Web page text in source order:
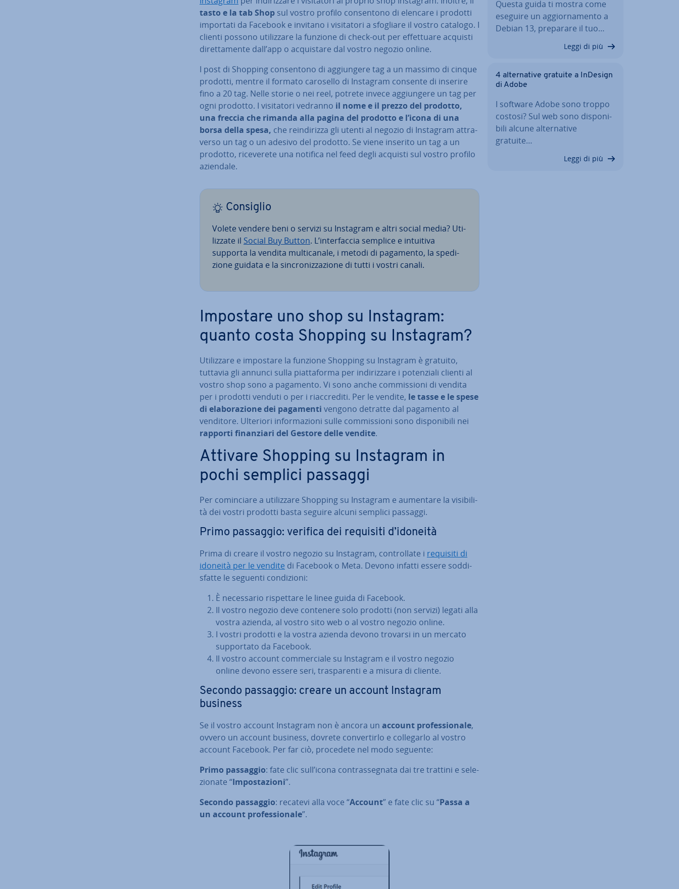
tasto e la tab Shop sul vostro profilo con­sen­to­no di elencare i prodotti
importati da Facebook e invitano i vi­si­ta­to­ri a sfogliare il vostro catalogo. I
clienti possono uti­liz­za­re la funzione di check-out per ef­fet­tua­re acquisti
di­ret­ta­men­te dall’app o ac­qui­sta­re dal vostro negozio online.
I post di Shopping con­sen­to­no di ag­giun­ge­re tag a un massimo di cinque
prodotti, mentre il formato carosello di Instagram consente di inserire
fino a 20 tag. Nelle storie o nei reel, potrete invece ag­giun­ge­re un tag per
ogni prodotto. I vi­si­ta­to­ri vedranno il nome e il prezzo del prodotto,
una freccia che rimanda alla pagina del prodotto e l’icona di una
borsa della spesa, che rein­di­riz­za gli utenti al negozio di Instagram at­tra­
ver­so un tag o un adesivo del prodotto. Se viene inserito un tag a un
prodotto, ri­ce­ve­re­te una notifica nel feed degli acquisti sul vostro profilo
aziendale.
Consiglio
Volete vendere beni o servizi su Instagram e altri social media? Uti­
liz­za­te il Social Buy Button. L’in­ter­fac­cia semplice e intuitiva
supporta la vendita mul­ti­ca­na­le, i metodi di pagamento, la spe­di­
zio­ne guidata e la sin­cro­niz­za­zio­ne di tutti i vostri canali.
Impostare uno shop su Instagram:
quanto costa Shopping su Instagram?
Uti­liz­za­re e impostare la funzione Shopping su Instagram è gratuito,
tuttavia gli annunci sulla piat­ta­for­ma per in­di­riz­za­re i po­ten­zia­li clienti al
vostro shop sono a pagamento. Vi sono anche com­mis­sio­ni di vendita
per i prodotti venduti o per i riac­cre­di­ti. Per le vendite, le tasse e le spese
di ela­bo­ra­zio­ne dei pagamenti vengono detratte dal pagamento al
venditore. Ulteriori in­for­ma­zio­ni sulle com­mis­sio­ni sono di­spo­ni­bi­li nei
rapporti fi­nan­zia­ri del Gestore delle vendite.
Attivare Shopping su Instagram in
pochi semplici passaggi
Per co­min­cia­re a uti­liz­za­re Shopping su Instagram e aumentare la vi­si­bi­li­
tà dei vostri prodotti basta seguire alcuni semplici passaggi.
Primo passaggio: verifica dei requisiti d’idoneità
Prima di creare il vostro negozio su Instagram, con­trol­la­te i requisiti di
idoneità per le vendite di Facebook o Meta. Devono infatti essere sod­di­
sfat­te le seguenti con­di­zio­ni:
È ne­ces­sa­rio ri­spet­ta­re le linee guida di Facebook.
Il vostro negozio deve contenere solo prodotti (non servizi) legati alla
vostra azienda, al vostro sito web o al vostro negozio online.
I vostri prodotti e la vostra azienda devono trovarsi in un mercato
sup­por­ta­to da Facebook.
Il vostro account com­mer­cia­le su Instagram e il vostro negozio
online devono essere seri, tra­spa­ren­ti e a misura di cliente.
Secondo passaggio: creare un account Instagram
business
Se il vostro account Instagram non è ancora un account pro­fes­sio­na­le,
ovvero un account business, dovrete con­ver­tir­lo e col­le­gar­lo al vostro
account Facebook. Per far ciò, procedete nel modo seguente:
Primo passaggio: fate clic sull’icona con­tras­se­gna­ta dai tre trattini e se­le­
zio­na­te “Im­po­sta­zio­ni”.
Secondo passaggio: recatevi alla voce “Account” e fate clic su “Passa a
un account pro­fes­sio­na­le”.
Questa guida ti mostra come
eseguire un ag­gior­na­men­to a
Debian 13, preparare il tuo…
Leggi di più
4 al­ter­na­ti­ve gratuite a InDesign
di Adobe
I software Adobe sono troppo
costosi? Sul web sono di­spo­ni­
bi­li alcune al­ter­na­ti­ve
gratuite…
Leggi di più